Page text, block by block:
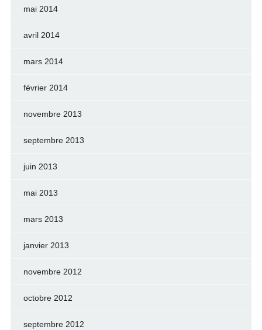
mai 2014
avril 2014
mars 2014
février 2014
novembre 2013
septembre 2013
juin 2013
mai 2013
mars 2013
janvier 2013
novembre 2012
octobre 2012
septembre 2012